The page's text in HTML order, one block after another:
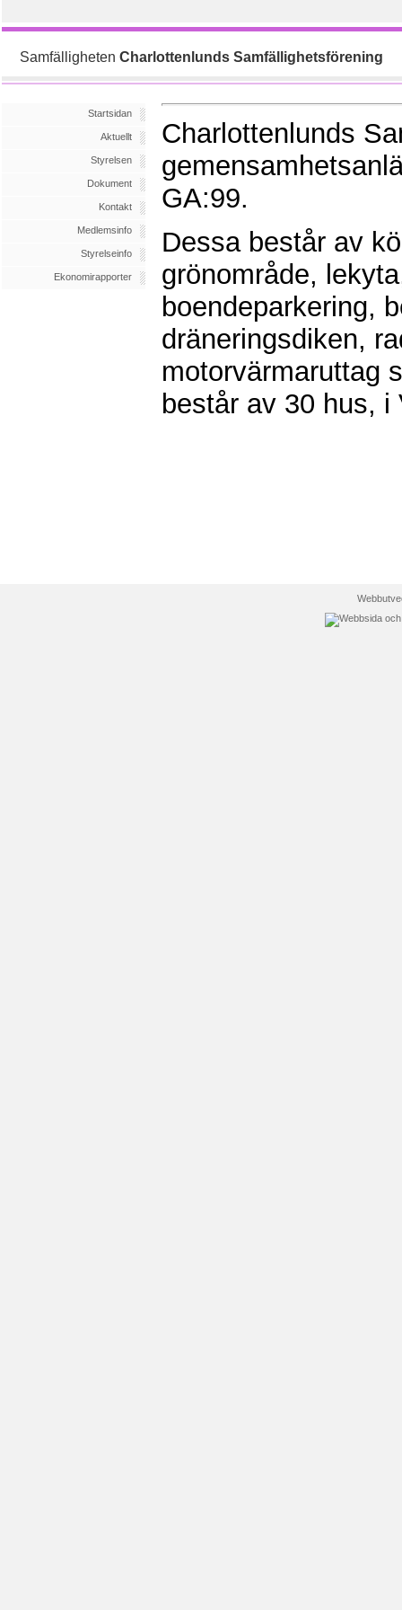
Samfälligheten Charlottenlunds Samfällighetsförening
Startsidan
Aktuellt
Styrelsen
Dokument
Kontakt
Medlemsinfo
Styrelseinfo
Ekonomirapporter
Charlottenlunds
GA:99.
Dessa består av
grönområde,
boendeparkering,
dräneringsdiken,
motorvärmaruttag
består av 30 hus,